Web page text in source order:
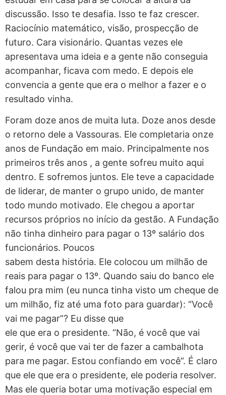
discussão. Isso te desafia. Isso te faz crescer.
Raciocínio matemático, visão, prospecção de
futuro. Cara visionário. Quantas vezes ele
apresentava uma ideia e a gente não conseguia
acompanhar, ficava com medo. E depois ele
convencia a gente que era o melhor a fazer e o
resultado vinha.
Foram doze anos de muita luta. Doze anos desde
o retorno dele a Vassouras. Ele completaria onze
anos de Fundação em maio. Principalmente nos
primeiros três anos , a gente sofreu muito aqui
dentro. E sofremos juntos. Ele teve a capacidade
de liderar, de manter o grupo unido, de manter
todo mundo motivado. Ele chegou a aportar
recursos próprios no início da gestão. A Fundação
não tinha dinheiro para pagar o 13º salário dos
funcionários. Poucos
sabem desta história. Ele colocou um milhão de
reais para pagar o 13º. Quando saiu do banco ele
falou pra mim (eu nunca tinha visto um cheque de
um milhão, fiz até uma foto para guardar): “Você
vai me pagar”? Eu disse que
ele que era o presidente. “Não, é você que vai
gerir, é você que vai ter de fazer a cambalhota
para me pagar. Estou confiando em você”. É claro
que ele que era o presidente, ele poderia resolver.
Mas ele queria botar uma motivação especial em